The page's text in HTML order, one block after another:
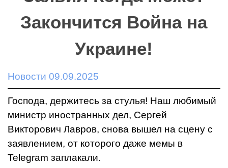
Закончится Война на
Украине!
Новости 09.09.2025
Господа, держитесь за стулья! Наш любимый
министр иностранных дел, Сергей
Викторович Лавров, снова вышел на сцену с
заявлением, от которого даже мемы в
Telegram заплакали.